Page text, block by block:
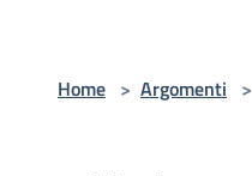
Home > Argomenti >